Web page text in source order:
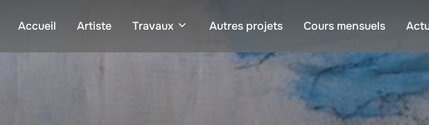
Accueil Artiste Travaux Autres projets Cours mensuels